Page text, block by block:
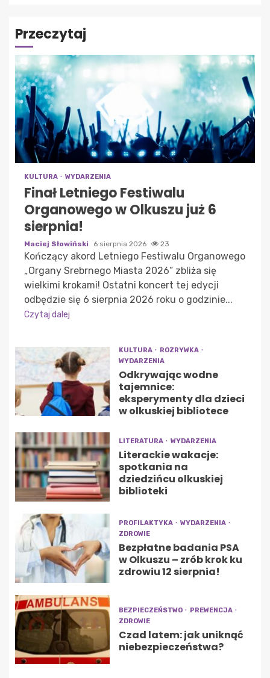
Przeczytaj
KULTURA WYDARZENIA
Finał Letniego Festiwalu
Organowego w Olkuszu już 6
sierpnia!
Maciej Słowiński 6 sierpnia 2026 23
Kończący akord Letniego Festiwalu Organowego
„Organy Srebrnego Miasta 2026” zbliża się
wielkimi krokami! Ostatni koncert tej edycji
odbędzie się 6 sierpnia 2026 roku o godzinie...
Czytaj dalej
KULTURA
ROZRYWKA
WYDARZENIA
Odkrywając wodne
tajemnice:
eksperymenty dla dzieci
w olkuskiej bibliotece
LITERATURA WYDARZENIA
Literackie wakacje:
spotkania na
dziedzińcu olkuskiej
biblioteki
PROFILAKTYKA
WYDARZENIA
ZDROWIE
Bezpłatne badania PSA
w Olkuszu – zrób krok ku
zdrowiu 12 sierpnia!
BEZPIECZEŃSTWO
PREWENCJA
ZDROWIE
Czad latem: jak uniknąć
niebezpieczeństwa?